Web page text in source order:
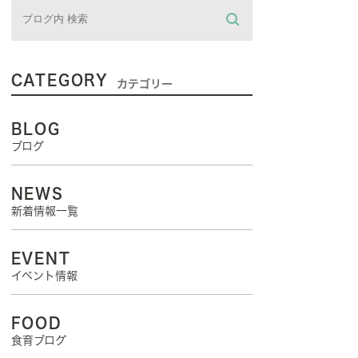
CATEGORY カテゴリー
BLOG
ブログ
NEWS
新着情報一覧
EVENT
イベント情報
FOOD
食育ブログ